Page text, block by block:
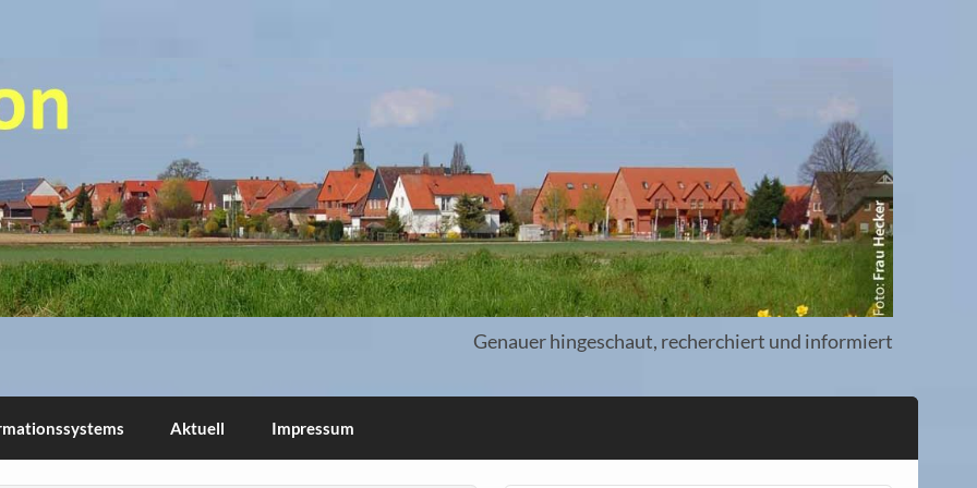
Blog
Genauer hingeschaut, recherchiert und informiert
Aktuell Impressum